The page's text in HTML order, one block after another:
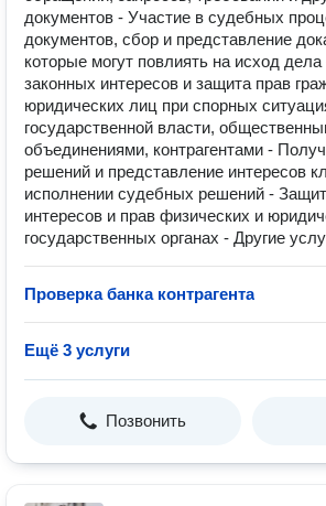
документов - Участие в судебных
документов, сбор и представление
которые могут повлиять на исход
законных интересов и защита прав
юридических лиц при спорных
государственной власти,
объединениями, контрагентами -
решений и представление интересов
исполнении судебных решений -
интересов и прав физических и
государственных органах - Другие
Проверка банка контрагента
Ещё 3 услуги
Позвонить